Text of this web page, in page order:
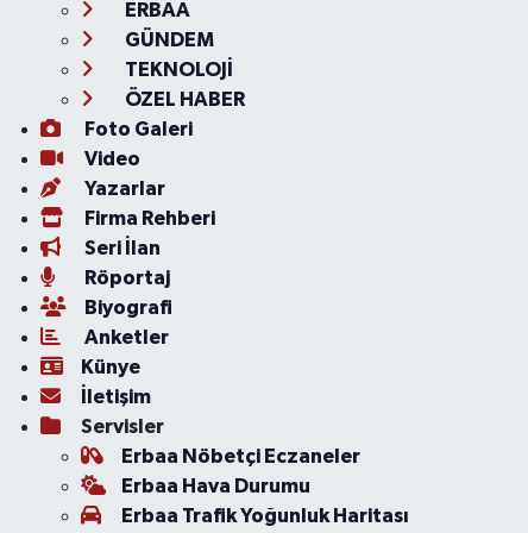
ERBAA
GÜNDEM
TEKNOLOJİ
ÖZEL HABER
Foto Galeri
Video
Yazarlar
Firma Rehberi
Seri İlan
Röportaj
Biyografi
Anketler
Künye
İletişim
Servisler
Erbaa Nöbetçi Eczaneler
Erbaa Hava Durumu
Erbaa Trafik Yoğunluk Haritası